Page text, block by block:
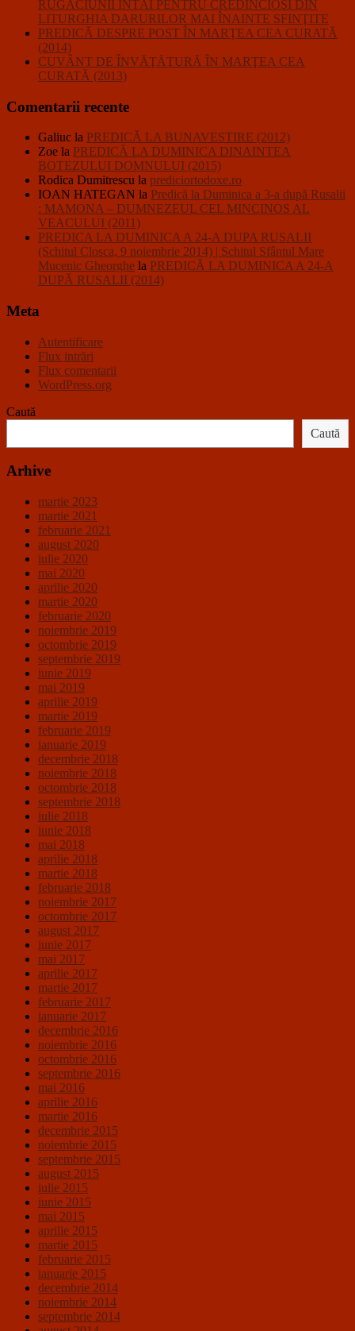
RUGĂCIUNII ÎNTÂI PENTRU CREDINCIOŞI DIN
LITURGHIA DARURILOR MAI ÎNAINTE SFINŢITE
PREDICĂ DESPRE POST ÎN MARŢEA CEA CURATĂ
(2014)
CUVÂNT DE ÎNVĂŢĂTURĂ ÎN MARŢEA CEA
CURATĂ (2013)
Comentarii recente
Galiuc la PREDICĂ LA BUNAVESTIRE (2012)
Zoe la PREDICĂ LA DUMINICA DINAINTEA
BOTEZULUI DOMNULUI (2015)
Rodica Dumitrescu la prediciortodoxe.ro
IOAN HATEGAN la Predică la Duminica a 3-a după Rusalii
: MAMONA – DUMNEZEUL CEL MINCINOS AL
VEACULUI (2011)
PREDICA LA DUMINICA A 24-A DUPA RUSALII
(Schitul Closca, 9 noiembrie 2014) | Schitul Sfântul Mare
Mucenic Gheorghe la PREDICĂ LA DUMINICA A 24-A
DUPĂ RUSALII (2014)
Meta
Autentificare
Flux intrări
Flux comentarii
WordPress.org
Caută
Caută
Arhive
martie 2023
martie 2021
februarie 2021
august 2020
iulie 2020
mai 2020
aprilie 2020
martie 2020
februarie 2020
noiembrie 2019
octombrie 2019
septembrie 2019
iunie 2019
mai 2019
aprilie 2019
martie 2019
februarie 2019
ianuarie 2019
decembrie 2018
noiembrie 2018
octombrie 2018
septembrie 2018
iulie 2018
iunie 2018
mai 2018
aprilie 2018
martie 2018
februarie 2018
noiembrie 2017
octombrie 2017
august 2017
iunie 2017
mai 2017
aprilie 2017
martie 2017
februarie 2017
ianuarie 2017
decembrie 2016
noiembrie 2016
octombrie 2016
septembrie 2016
mai 2016
aprilie 2016
martie 2016
decembrie 2015
noiembrie 2015
septembrie 2015
august 2015
iulie 2015
iunie 2015
mai 2015
aprilie 2015
martie 2015
februarie 2015
ianuarie 2015
decembrie 2014
noiembrie 2014
septembrie 2014